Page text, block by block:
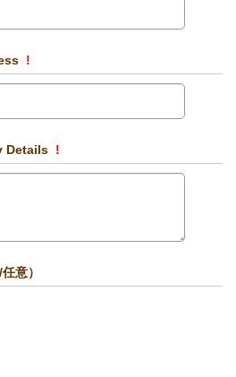
!
Details !
意）